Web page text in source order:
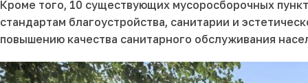
Кроме того, 10 существующих мусоросборочных
стандартам благоустройства, санитарии и
повышению качества санитарного обслуживания